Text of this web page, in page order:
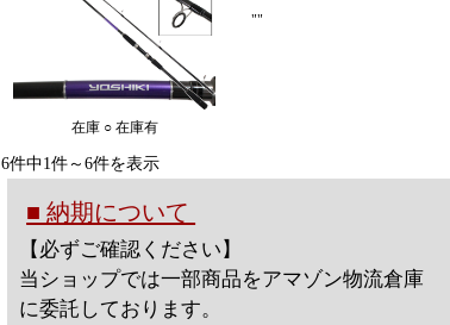
在庫 ○ 在庫有
""
6件中1件～6件を表示
■ 納期について
【必ずご確認ください】
当ショップでは一部商品をアマゾン物流倉庫
に委託しております。